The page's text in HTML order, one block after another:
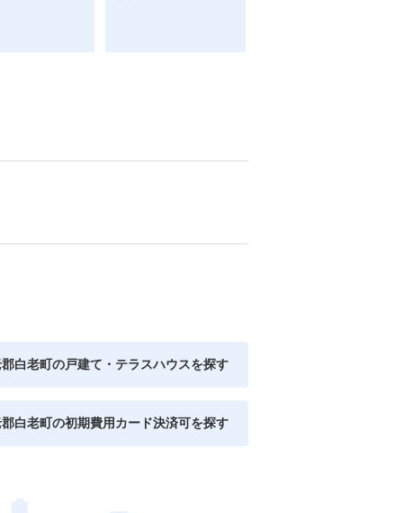
白老町の戸建て・テラスハウスを探す
白老町の初期費用カード決済可を探す